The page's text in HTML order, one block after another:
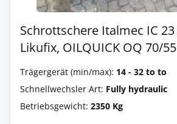
Schrottschere Italmec IC 23
Likufix, OILQUICK OQ 70/55
Trägergerät (min/max): 14 - 32 to to
Schnellwechsler Art: Fully hydraulic
Betriebsgewicht: 2350 Kg